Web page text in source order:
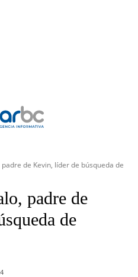
de Kevin, líder de búsqueda de
padre de
de